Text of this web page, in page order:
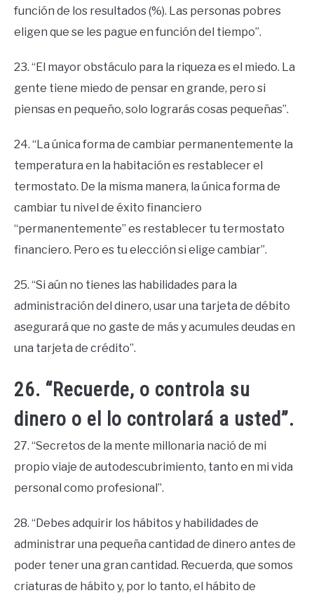
función de los resultados (%). Las personas pobres
eligen que se les pague en función del tiempo”.
23. “El mayor obstáculo para la riqueza es el miedo. La
gente tiene miedo de pensar en grande, pero si
piensas en pequeño, solo lograrás cosas pequeñas”.
24. “La única forma de cambiar permanentemente la
temperatura en la habitación es restablecer el
termostato. De la misma manera, la única forma de
cambiar tu nivel de éxito financiero
“permanentemente” es restablecer tu termostato
financiero. Pero es tu elección si elige cambiar”.
25. “Si aún no tienes las habilidades para la
administración del dinero, usar una tarjeta de débito
asegurará que no gaste de más y acumules deudas en
una tarjeta de crédito”.
26. “Recuerde, o controla su
dinero o el lo controlará a usted”.
27. “Secretos de la mente millonaria nació de mi
propio viaje de autodescubrimiento, tanto en mi vida
personal como profesional”.
28. “Debes adquirir los hábitos y habilidades de
administrar una pequeña cantidad de dinero antes de
poder tener una gran cantidad. Recuerda, que somos
criaturas de hábito y, por lo tanto, el hábito de